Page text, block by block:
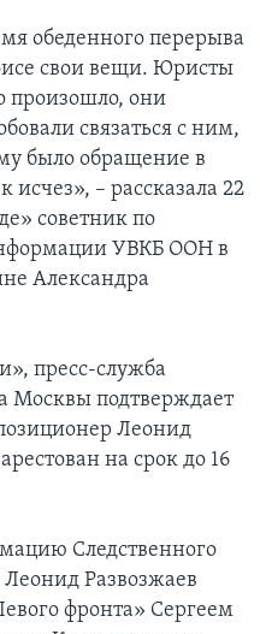
обеденного перерыва
свои вещи. Юристы
произошло, они
связаться с ним,
было обращение в
– рассказала 22
советник по
УВКБ ООН в
Александра
пресс-служба
Москвы подтверждает
Леонид
на срок до 16
Следственного
Леонид Развозжаев
фронта» Сергеем